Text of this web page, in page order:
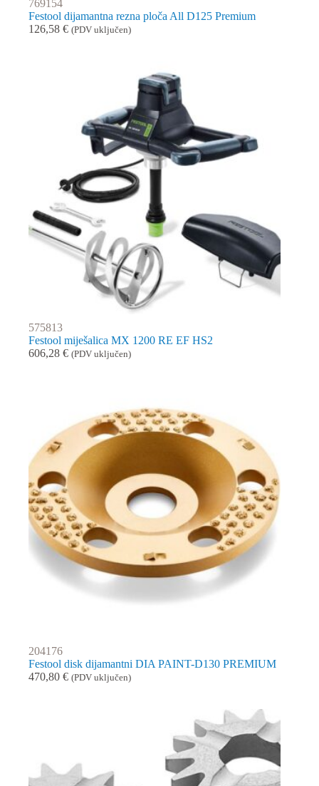
769154
Festool dijamantna rezna ploča All D125 Premium
126,58 € (PDV uključen)
575813
Festool miješalica MX 1200 RE EF HS2
606,28 € (PDV uključen)
204176
Festool disk dijamantni DIA PAINT-D130 PREMIUM
470,80 € (PDV uključen)